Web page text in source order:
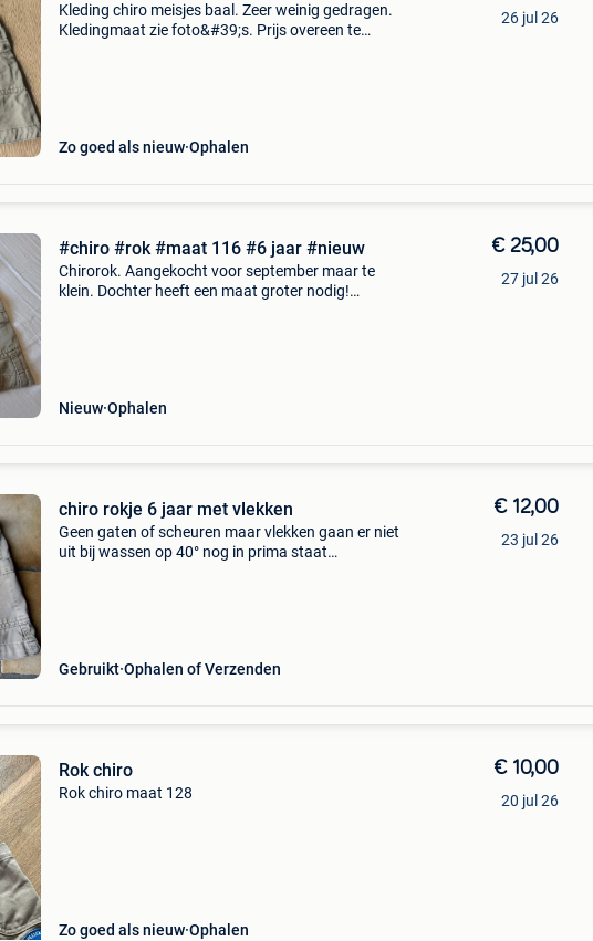
Kleding chiro meisjes baal. Zeer weinig gedragen.
Kledingmaat zie foto&#39;s. Prijs overeen te
Zo goed als nieuw Ophalen
26 jul 26
#chiro #rok #maat 116 #6 jaar #nieuw
Chirorok. Aangekocht voor september maar te
klein. Dochter heeft een maat groter nodig!
Nieuw Ophalen
€ 25,00
27 jul 26
chiro rokje 6 jaar met vlekken
Geen gaten of scheuren maar vlekken gaan er niet
uit bij wassen op 40° nog in prima staat
Gebruikt Ophalen of Verzenden
€ 12,00
23 jul 26
Rok chiro
Rok chiro maat 128
Zo goed als nieuw Ophalen
€ 10,00
20 jul 26